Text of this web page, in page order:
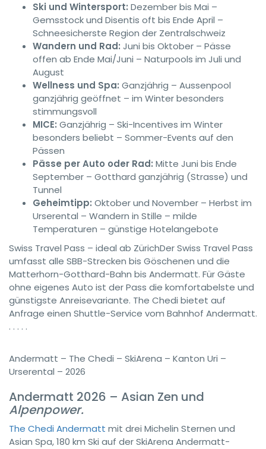
Ski und Wintersport: Dezember bis Mai –
Gemsstock und Disentis oft bis Ende April –
Schneesicherste Region der Zentralschweiz
Wandern und Rad: Juni bis Oktober – Pässe
offen ab Ende Mai/Juni – Naturpools im Juli und
August
Wellness und Spa: Ganzjährig – Aussenpool
ganzjährig geöffnet – im Winter besonders
stimmungsvoll
MICE: Ganzjährig – Ski-Incentives im Winter
besonders beliebt – Sommer-Events auf den
Pässen
Pässe per Auto oder Rad: Mitte Juni bis Ende
September – Gotthard ganzjährig (Strasse) und
Tunnel
Geheimtipp: Oktober und November – Herbst im
Urserental – Wandern in Stille – milde
Temperaturen – günstige Hotelangebote
Swiss Travel Pass – ideal ab ZürichDer Swiss Travel Pass
umfasst alle SBB-Strecken bis Göschenen und die
Matterhorn-Gotthard-Bahn bis Andermatt. Für Gäste
ohne eigenes Auto ist der Pass die komfortabelste und
günstigste Anreisevariante. The Chedi bietet auf
Anfrage einen Shuttle-Service vom Bahnhof Andermatt.
. . . . .
Andermatt – The Chedi – SkiArena – Kanton Uri –
Urserental – 2026
Andermatt 2026 – Asian Zen und
Alpenpower.
The Chedi Andermatt mit drei Michelin Sternen und
Asian Spa, 180 km Ski auf der SkiArena Andermatt-